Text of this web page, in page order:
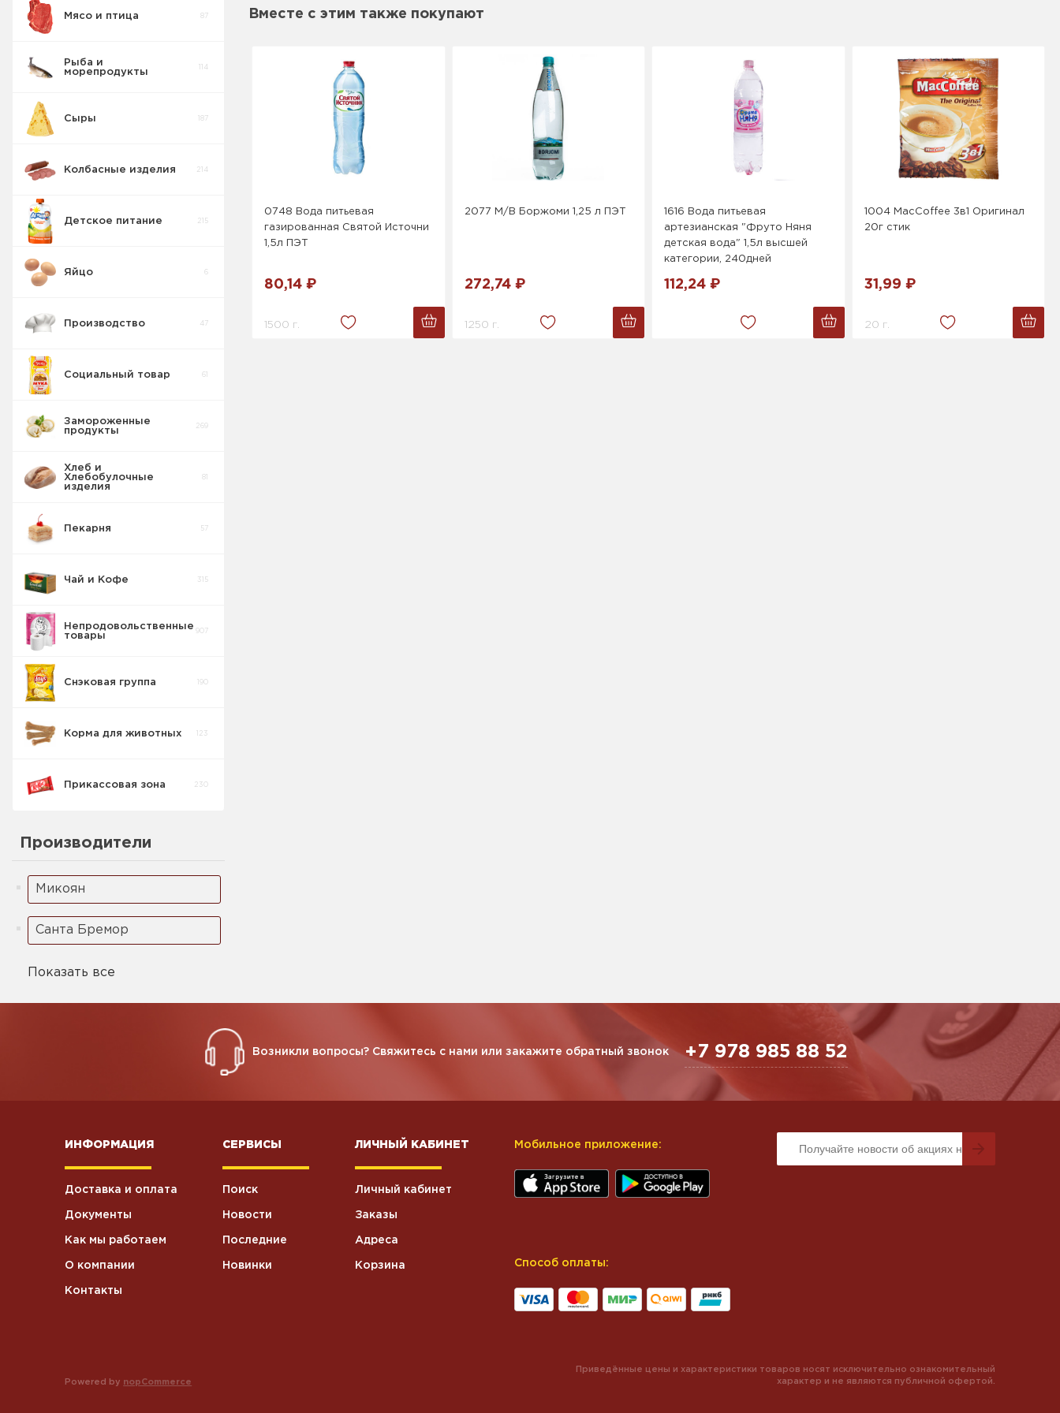
Печенье
Изделия
Торты
Вафельные
изделия
Шоколадные
Конфеты
Сушка
Кукурузные
Мясо и птица 87
Рыба и
морепродукты
114
Сыры 187
Колбасные изделия 214
Детское питание 215
Яйцо 6
Производство 47
Социальный товар 61
Замороженные
продукты
269
Хлеб и
Хлебобулочные
изделия
81
Пекарня 57
Чай и Кофе 315
Непродовольственные
товары
907
Снэковая группа 190
Корма для животных 123
Прикассовая зона 230
Производители
Микоян
Санта Бремор
Показать все
Вместе с этим также покупают
0748 Вода питьевая
газированная Святой Источни
1,5л ПЭТ
80,14 ₽
1500 г.
2077 М/В Боржоми 1,25 л ПЭТ
272,74 ₽
1250 г.
1616 Вода питьевая
артезианская "Фруто Няня
детская вода" 1,5л высшей
категории, 240дней
112,24 ₽
1004 MacCoffee 3в1 Оригинал
20г стик
31,99 ₽
20 г.
Возникли вопросы? Свяжитесь с нами или закажите обратный звонок +7 978 985 88 52
ИНФОРМАЦИЯ
Доставка и оплата
Документы
Как мы работаем
О компании
Контакты
СЕРВИСЫ
Поиск
Новости
Последние
Новинки
ЛИЧНЫЙ КАБИНЕТ
Личный кабинет
Заказы
Адреса
Корзина
Мобильное приложение:
Способ оплаты:
Powered by nopCommerce
Приведённые цены и характеристики товаров носят исключительно ознакомительный
характер и не являются публичной офертой.